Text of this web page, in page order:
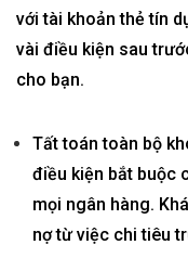
với tài khoản thẻ tín
vài điều kiện sau
cho bạn.
Tất toán toàn bộ
điều kiện bắt buộc
mọi ngân hàng.
nợ từ việc chi tiêu